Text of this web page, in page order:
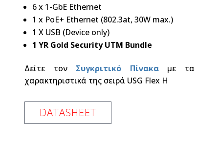
6 x 1-GbE Ethernet
1 x PoE+ Ethernet (802.3at, 30W max.)
1 X USB (Device only)
1 YR Gold Security UTM Bundle
Δείτε τον Συγκριτικό Πίνακαμε τα
χαρακτηριστικά της σειρά USG Flex H
DATASHEET